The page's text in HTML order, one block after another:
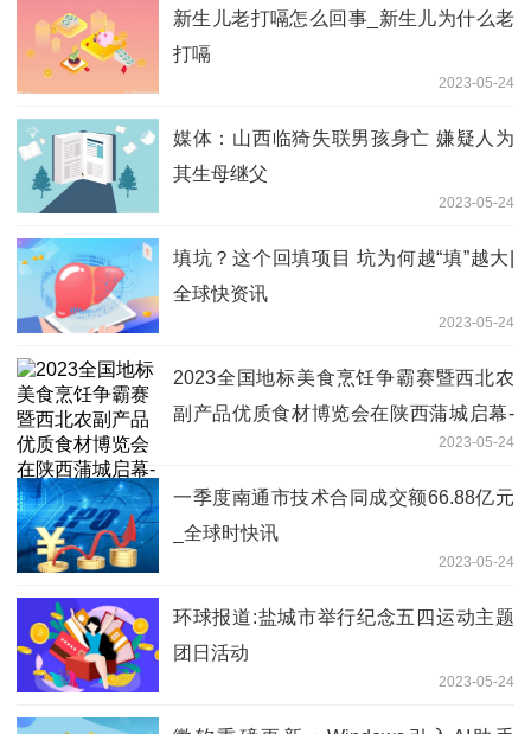
新生儿老打嗝怎么回事_新生儿为什么老
打嗝
2023-05-24
媒体：山西临猗失联男孩身亡 嫌疑人为
其生母继父
2023-05-24
填坑？这个回填项目 坑为何越“填”越大|
全球快资讯
2023-05-24
2023全国地标美食烹饪争霸赛暨西北农
副产品优质食材博览会在陕西蒲城启幕-
2023-05-24
一季度南通市技术合同成交额66.88亿元
_全球时快讯
2023-05-24
环球报道:盐城市举行纪念五四运动主题
团日活动
2023-05-24